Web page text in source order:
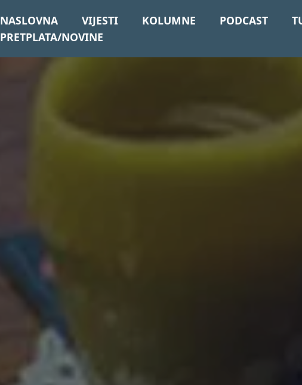
NASLOVNA VIJESTI KOLUMNE PODCAST
PRETPLATA/NOVINE